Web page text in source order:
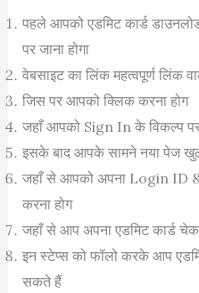
पहले आपको एडमिट कार्ड
पर जाना होगा
वेबसाइट का लिंक महत्वपूर्ण लिंक
जिस पर आपको क्लिक करना होग
जहाँ आपको Sign In के विकल्प पर
इसके बाद आपके सामने नया पेज
जहाँ से आपको अपना Login ID
करना होग
जहाँ से आप अपना एडमिट कार्ड
इन स्टेप्स को फॉलो करके आप
सकते हैं